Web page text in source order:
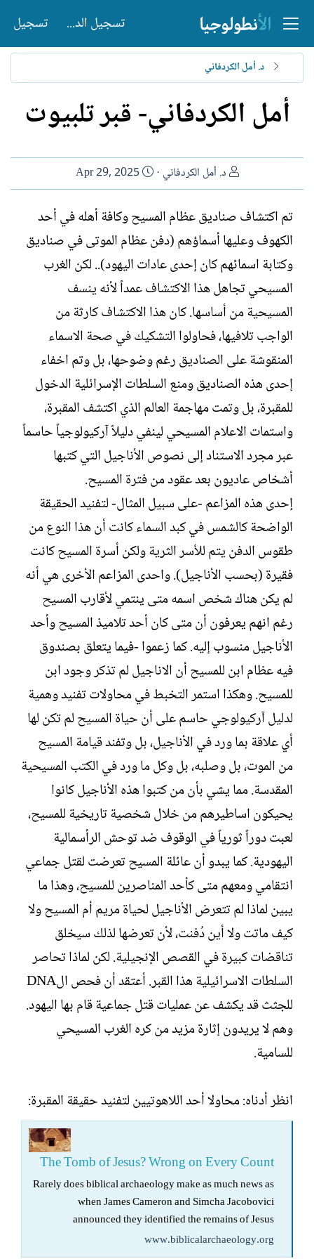
تسجيل الدخول تسجيل
د. أمل الكردفاني
أمل الكردفاني- قبر تلبيوت
ا
ل
ا
ت
د. أمل الكردفاني
ت
ا
ي
خ
ل
إ
ن
ا
ء
Apr 29, 2025
تم اكتشاف صناديق عظام المسيح وكافة أهله في أحد
الكهوف وعليها أسماؤهم (دفن عظام الموتى في صناديق
وكتابة اسمائهم كان إحدى عادات اليهود).. لكن الغرب
المسيحي تجاهل هذا الاكتشاف عمداً لأنه ينسف
المسيحية من أساسها. كان هذا الاكتشاف كارثة من
الواجب تلافيها، فحاولوا التشكيك في صحة الاسماء
المنقوشة على الصناديق رغم وضوحها، بل وتم اخفاء
إحدى هذه الصناديق ومنع السلطات الإسرائلية الدخول
للمقبرة، بل وتمت مهاجمة العالم الذي اكتشف المقبرة،
واستمات الاعلام المسيحي لينفي دليلاً آركيولوجياً حاسماً
عبر مجرد الاستناد إلى نصوص الأناجيل التي كتبها
أشخاص عاديون بعد عقود من فترة المسيح.
إحدى هذه المزاعم -على سبيل المثال- لتفنيد الحقيقة
الواضحة كالشمس في كبد السماء كانت أن هذا النوع من
طقوس الدفن يتم للأسر الثرية ولكن أسرة المسيح كانت
فقيرة (بحسب الأناجيل). واحدى المزاعم الأخرى هي أنه
لم يكن هناك شخص اسمه متى ينتمي لأقارب المسيح
رغم انهم يعرفون أن متى كان أحد تلاميذ المسيح وأحد
الأناجيل منسوب إليه. كما زعموا -فيما يتعلق بصندوق
فيه عظام ابن للمسيح أن الاناجيل لم تذكر وجود ابن
للمسيح. وهكذا استمر التخبط في محاولات تفنيد وهمية
لدليل آركيولوجي حاسم على أن حياة المسيح لم تكن لها
أي علاقة بما ورد في الأناجيل، بل وتفند قيامة المسيح
من الموت، بل وصلبه، بل وكل ما ورد في الكتب المسيحية
المقدسة. مما يشي بأن من كتبوا هذه الأناجيل كانوا
يحيكون اساطيرهم من خلال شخصية تاريخية للمسيح،
لعبت دوراً ثورياً في الوقوف ضد توحش الرأسمالية
اليهودية. كما يبدو أن عائلة المسيح تعرضت لقتل جماعي
انتقامي ومعهم متى كأحد المناصرين للمسيح، وهذا ما
يبين لماذا لم تتعرض الأناجيل لحياة مريم أم المسيح ولا
كيف ماتت ولا أين دُفنت، لأن تعرضها لذلك سيخلق
تناقضات كبيرة في القصص الإنجيلية. لكن لماذا تحاصر
السلطات الاسرائيلية هذا القبر. أعتقد أن فحص الDNA
للجثث قد يكشف عن عمليات قتل جماعية قام بها اليهود.
وهم لا يريدون إثارة مزيد من كره الغرب المسيحي
للسامية.
انظر أدناه: محاولا أحد اللاهوتيين لتفنيد حقيقة المقبرة:
The Tomb of Jesus? Wrong on Every Count
Rarely does biblical archaeology make as much news as
when James Cameron and Simcha Jacobovici
announced they identified the remains of Jesus
www.biblicalarchaeology.org